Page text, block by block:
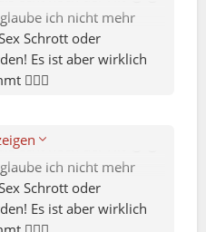
ich nicht mehr
Schrott oder
Es ist aber wirklich
👍🏻😅
nicht alles schlecht
damals meine
echt noch der Hit 😂😎
ich nicht mehr
Schrott oder
Es ist aber wirklich